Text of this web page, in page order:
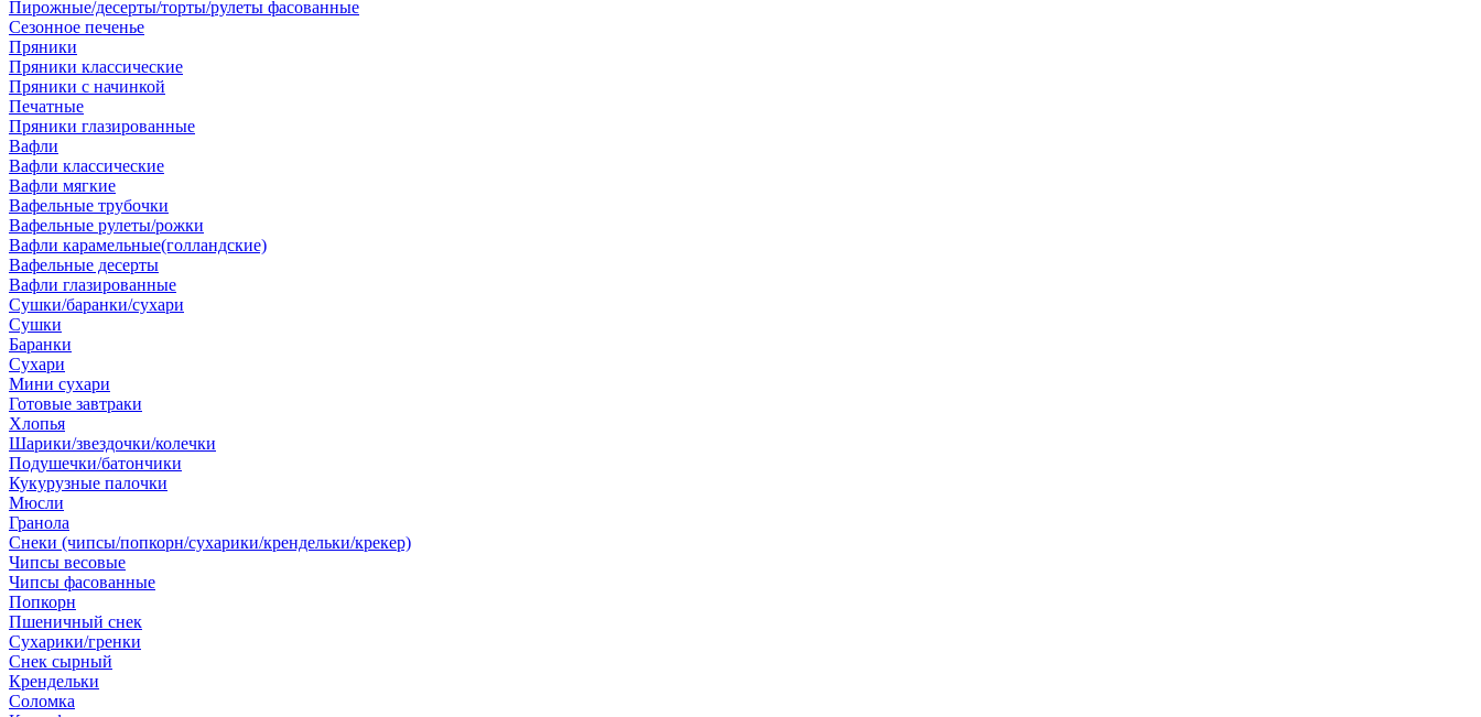
Пирожные/десерты/торты/рулеты фасованные
Сезонное печенье
Пряники
Пряники классические
Пряники с начинкой
Печатные
Пряники глазированные
Вафли
Вафли классические
Вафли мягкие
Вафельные трубочки
Вафельные рулеты/рожки
Вафли карамельные(голландские)
Вафельные десерты
Вафли глазированные
Сушки/баранки/сухари
Сушки
Баранки
Сухари
Мини сухари
Готовые завтраки
Хлопья
Шарики/звездочки/колечки
Подушечки/батончики
Кукурузные палочки
Мюсли
Гранола
Снеки (чипсы/попкорн/сухарики/крендельки/крекер)
Чипсы весовые
Чипсы фасованные
Попкорн
Пшеничный снек
Сухарики/гренки
Снек сырный
Крендельки
Соломка